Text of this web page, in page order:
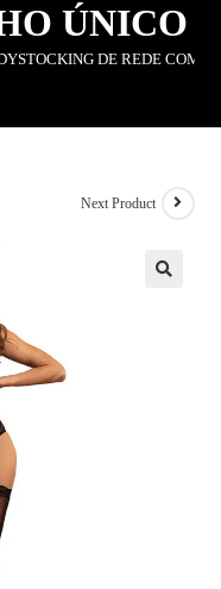
ÚNICO
DE REDE COM
Next Product